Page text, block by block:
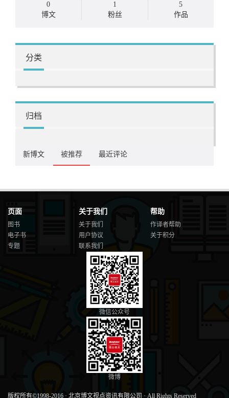
0
博文
1
粉丝
5
作品
分类
归档
新博文 被推荐 最近评论
页面
图书
电子书
专题
关于我们
关于我们
用户协议
联系我们
帮助
作译者帮助
关于积分
微信公众号
微博
版权所有©1998-2016 · 北京博文视点资讯有限公司 · All Rights Reserved